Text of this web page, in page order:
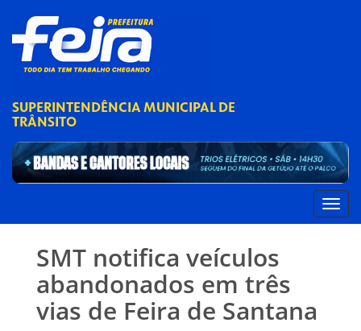
SUPERINTENDÊNCIA MUNICIPAL DE
TRÂNSITO
SMT notifica veículos
abandonados em três
vias de Feira de Santana